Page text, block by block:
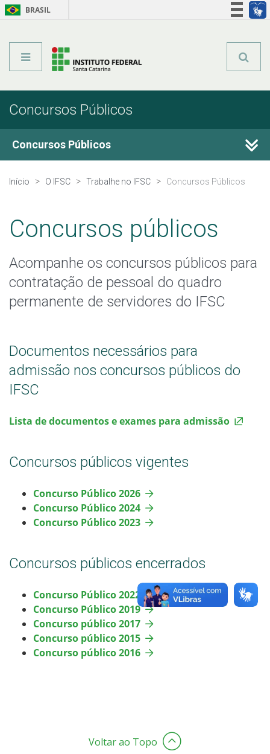
BRASIL
Concursos Públicos
Concursos Públicos
Concurso Público 2026
Concurso Público 2023
Concurso Público 2022
Concurso Público 2019
Concurso Público 2016
Início O IFSC Trabalhe no IFSC Concursos Públicos
Concursos públicos
Acompanhe os concursos públicos para
contratação de pessoal do quadro
permanente de servidores do IFSC
Documentos necessários para
admissão nos concursos públicos do
IFSC
Lista de documentos e exames para admissão
Concursos públicos vigentes
Concurso Público 2026
Concurso Público 2024
Concurso Público 2023
Concursos públicos encerrados
Concurso Público 2022
Concurso Público 2019
Concurso público 2017
Concurso público 2015
Concurso público 2016
Voltar ao Topo